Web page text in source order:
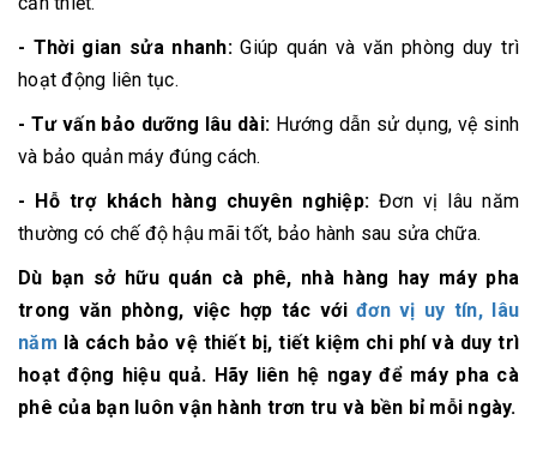
- Thời gian sửa nhanh:Giúp quán và văn phòng duy trì
hoạt động liên tục.
- Tư vấn bảo dưỡng lâu dài: Hướng dẫn sử dụng, vệ sinh
và bảo quản máy đúng cách.
- Hỗ trợ khách hàng chuyên nghiệp: Đơn vị lâu năm
thường có chế độ hậu mãi tốt, bảo hành sau sửa chữa.
Dù bạn sở hữu quán cà phê, nhà hàng hay máy pha
trong văn phòng, việc hợp tác vớiđơn vị uy tín, lâu
năm là cách bảo vệ thiết bị, tiết kiệm chi phí và duy trì
hoạt động hiệu quả. Hãy liên hệ ngay để máy pha cà
phê của bạn luôn vận hành trơn tru và bền bỉ mỗi ngày.